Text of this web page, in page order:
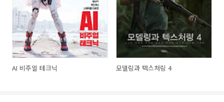
AI 비주얼 테크닉 모델링과 텍스처링 4